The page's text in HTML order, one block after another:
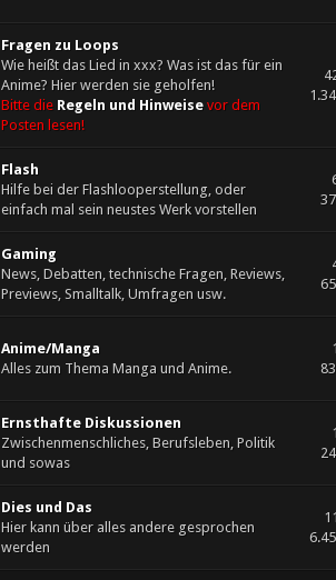
Fragen zu Loops
Wie heißt das Lied in xxx? Was ist das für ein
Anime? Hier werden sie geholfen!
Bitte die Regeln und Hinweise vor dem
Posten lesen!
Flash
Hilfe bei der Flashlooperstellung, oder
einfach mal sein neustes Werk vorstellen
Gaming
News, Debatten, technische Fragen, Reviews,
Previews, Smalltalk, Umfragen usw.
Anime/Manga
Alles zum Thema Manga und Anime.
Ernsthafte Diskussionen
Zwischenmenschliches, Berufsleben, Politik
und sowas
Dies und Das
Hier kann über alles andere gesprochen
werden